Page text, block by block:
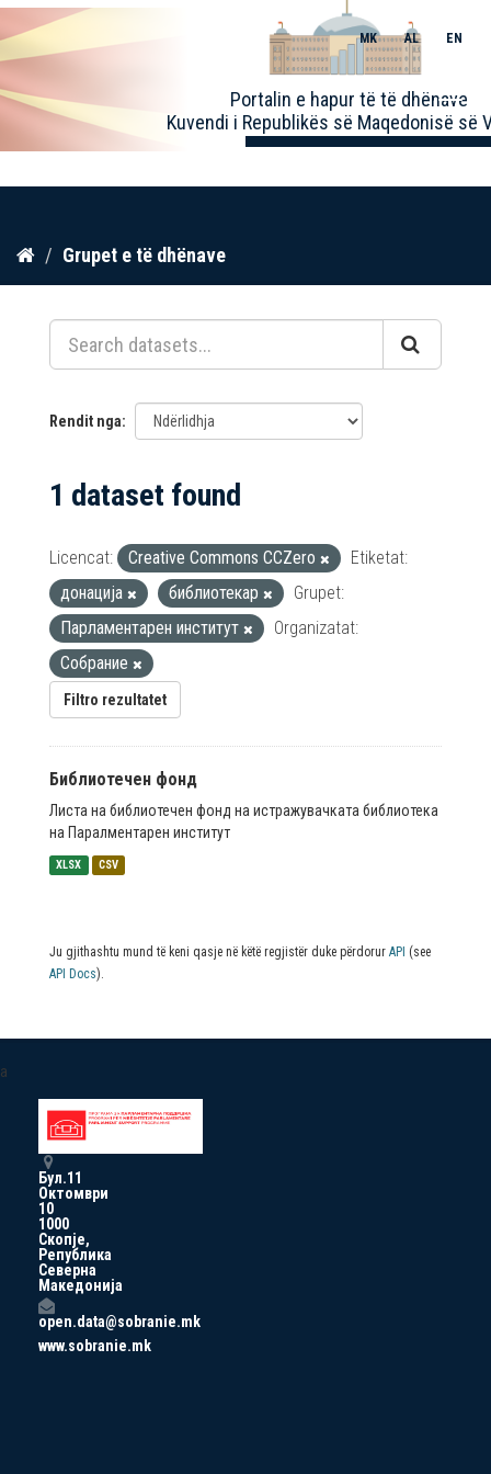
Kalo
përmbajtja
Portalin e hapur të të dhënave
Kuvendi i Republikës së Maqedonisë së
MK AL EN
Toggle
Grupet e të dhënave
Rendit nga
1 dataset found
Licencat: Creative Commons CCZero
Etiketat:
донација
библиотекар
Grupet:
Парламентарен институт
Organizatat:
Собрание
Filtro rezultatet
Библиотечен фонд
Листа на библиотечен фонд на истражувачката библиотека
на Паралментарен институт
XLSX CSV
Ju gjithashtu mund të keni qasje në këtë regjistër duke përdorur API (see
API Docs).
a
Бул.11
Октомври
10
1000
Скопје,
Република
Северна
Македонија
open.data@sobranie.mk
www.sobranie.mk